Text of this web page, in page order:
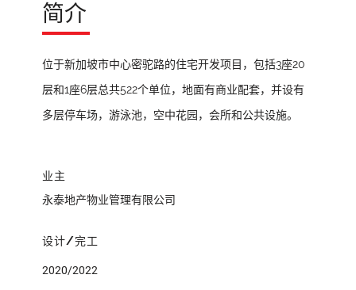
简介
位于新加坡市中心密驼路的住宅开发项目，包括3座20
层和1座6层总共522个单位，地面有商业配套，并设有
多层停车场，游泳池，空中花园，会所和公共设施。
业主
永泰地产物业管理有限公司
设计/完工
2020/2022